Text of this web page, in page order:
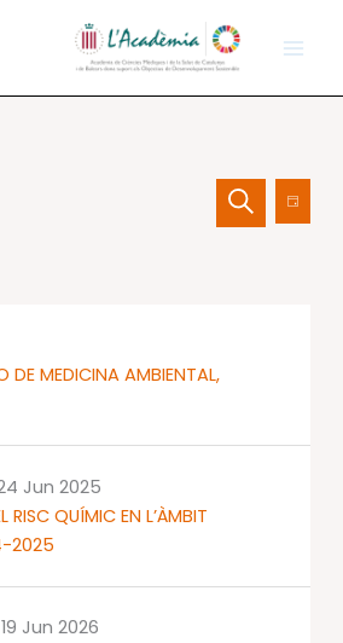
Navegación
deBuscar
de
Día
DE MEDICINA AMBIENTAL,
RISC QUÍMIC EN L’ÀMBIT
2025
Jun 2025
19 Jun 2026